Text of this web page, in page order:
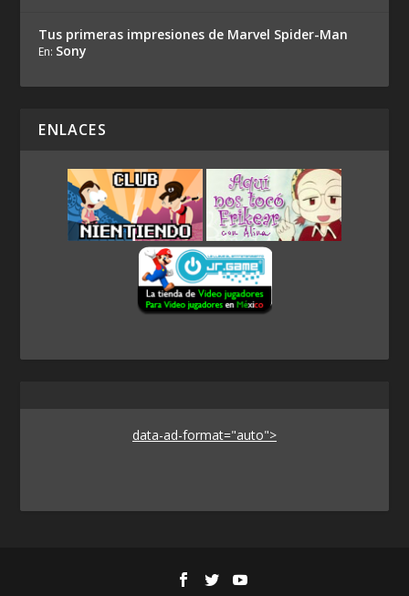
Tus primeras impresiones de Marvel Spider-Man
En: Sony
ENLACES
data-ad-format="auto">